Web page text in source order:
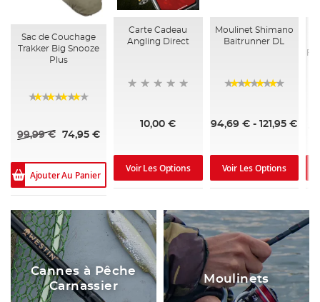
Sac de Couchage
Trakker Big Snooze
Plus
99,99 € 74,95 €
Ajouter Au Panier
Carte Cadeau
Angling Direct
10,00 €
Voir Les Options
Moulinet Shimano
Baitrunner DL
94,69 € -121,95 €
Voir Les Options
Cannes à Pêche
Carnassier
Moulinets